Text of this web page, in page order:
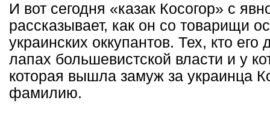
И вот сегодня «казак Косогор» с
рассказывает, как он со товарищи
украинских оккупантов. Тех, кто
лапах большевистской власти и у
которая вышла замуж за украинца
фамилию.